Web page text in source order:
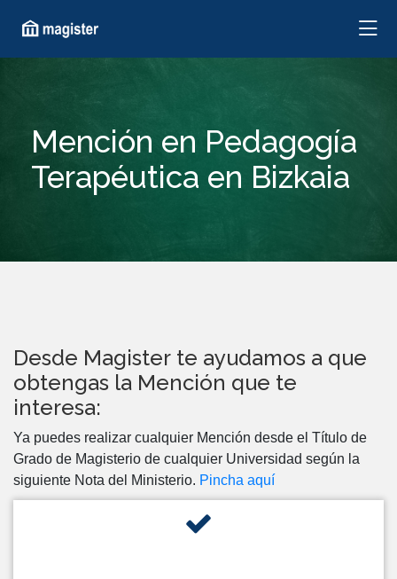
Mención en Pedagogía
Terapéutica en Bizkaia
Desde Magister te ayudamos a que
obtengas la Mención que te
interesa:
Ya puedes realizar cualquier Mención desde el Título de
Grado de Magisterio de cualquier Universidad según la
siguiente Nota del Ministerio. Pincha aquí